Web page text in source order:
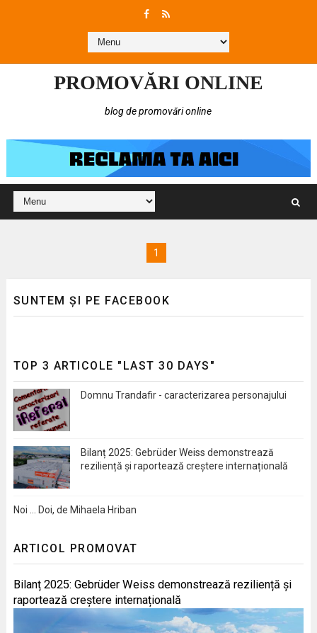
PROMOVĂRI ONLINE
blog de promovări online
1
SUNTEM ȘI PE FACEBOOK
TOP 3 ARTICOLE "LAST 30 DAYS"
Domnu Trandafir - caracterizarea personajului
Bilanț 2025: Gebrüder Weiss demonstrează
reziliență și raportează creștere internațională
Noi … Doi, de Mihaela Hriban
ARTICOL PROMOVAT
Bilanț 2025: Gebrüder Weiss demonstrează reziliență și
raportează creștere internațională